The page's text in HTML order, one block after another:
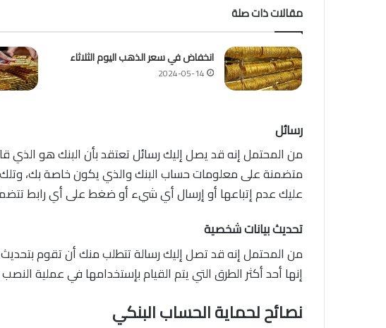
مقالات ذات صلة
انخفاض في سعر الذهب اليوم الثلاثاء
2024-05-14
رسائل
من المحتمل إنه قد يصل إليك رسائل تعتقد بأن البنك هو الذي
متضمنة على معلومات حساب البنك والذي يكون خاصة بك،
عليك عدم إتباعها أو إرسال أي شيء أو ضغط على أي رابط
تحديث بيانات شخصية
من المحتمل إنه قد تصل إليك رسالة تتطلب منك أن تقوم بتحديث
إنها أحد أكثر الطرق التي يتم القيام بإستخدامها في عملية
نصائح لحماية الحساب البنكي